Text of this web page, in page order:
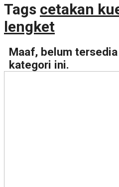
Tags cetakan
lengket
Maaf, belum
kategori ini.